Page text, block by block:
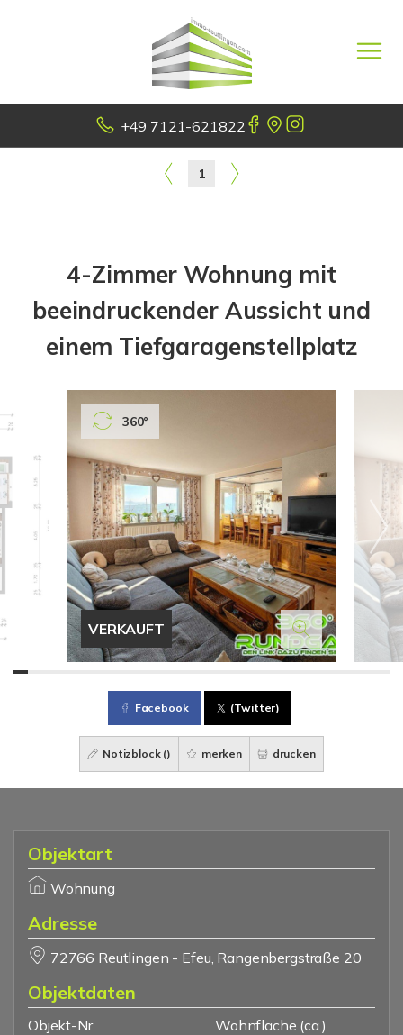
+49 7121-621822
1
4-Zimmer Wohnung mit
beeindruckender Aussicht und
einem Tiefgaragenstellplatz
VERKAUFT
360°
Facebook (Twitter)
Notizblock () merken drucken
Objektart
Wohnung
Adresse
72766 Reutlingen - Efeu, Rangenbergstraße 20
Objektdaten
Objekt-Nr.
Wohnfläche (ca.)